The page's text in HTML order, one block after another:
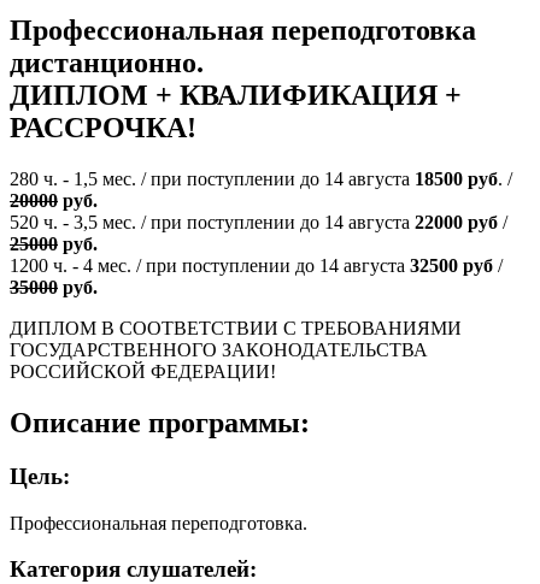
Профессиональная переподготовка
дистанционно.
ДИПЛОМ + КВАЛИФИКАЦИЯ +
РАССРОЧКА!
280 ч. - 1,5 мес. / при поступлении до 14 августа 18500 руб. /
20000 руб.
520 ч. - 3,5 мес. / при поступлении до 14 августа 22000 руб /
25000 руб.
1200 ч. - 4 мес. / при поступлении до 14 августа 32500 руб /
35000 руб.
ДИПЛОМ В СООТВЕТСТВИИ С ТРЕБОВАНИЯМИ
ГОСУДАРСТВЕННОГО ЗАКОНОДАТЕЛЬСТВА
РОССИЙСКОЙ ФЕДЕРАЦИИ!
Описание программы:
Цель:
Профессиональная переподготовка.
Категория слушателей: